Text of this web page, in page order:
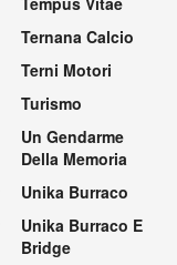
Ternana Calcio
Terni Motori
Turismo
Un Gendarme
Della Memoria
Unika Burraco
Unika Burraco E
Bridge